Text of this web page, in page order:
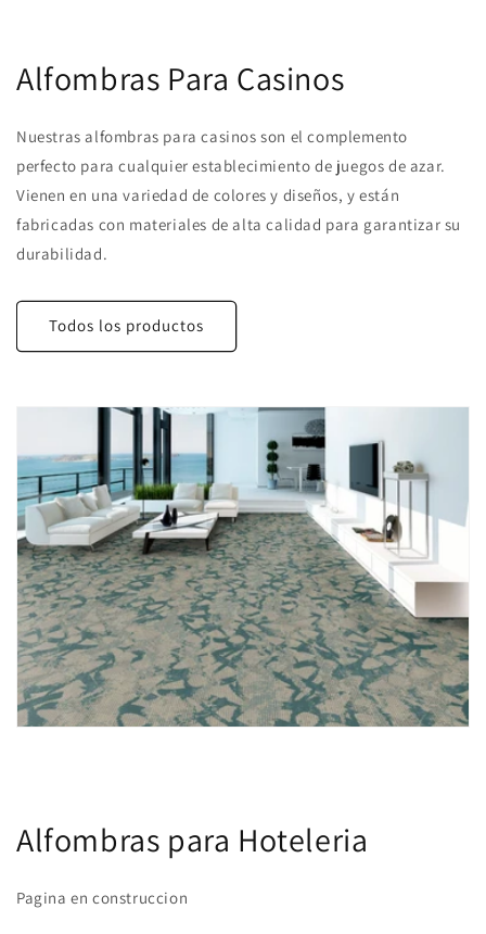
Alfombras Para Casinos
Nuestras alfombras para casinos son el complemento
perfecto para cualquier establecimiento de juegos de azar.
Vienen en una variedad de colores y diseños, y están
fabricadas con materiales de alta calidad para garantizar su
durabilidad.
Todos los productos
Alfombras para Hoteleria
Pagina en construccion